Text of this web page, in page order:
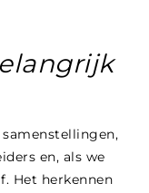
en, als we
Het herkennen